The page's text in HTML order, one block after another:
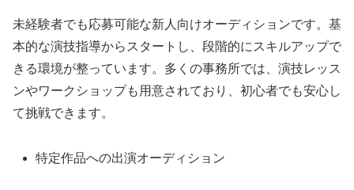
未経験者でも応募可能な新人向けオーディションです。基
本的な演技指導からスタートし、段階的にスキルアップで
きる環境が整っています。多くの事務所では、演技レッス
ンやワークショップも用意されており、初心者でも安心し
て挑戦できます。
特定作品への出演オーディション